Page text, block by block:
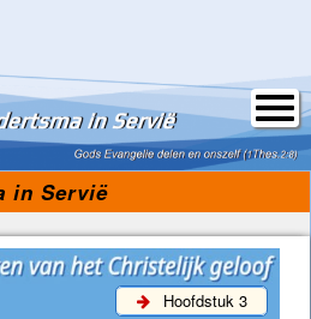
Hoofdstuk 3
in Servië